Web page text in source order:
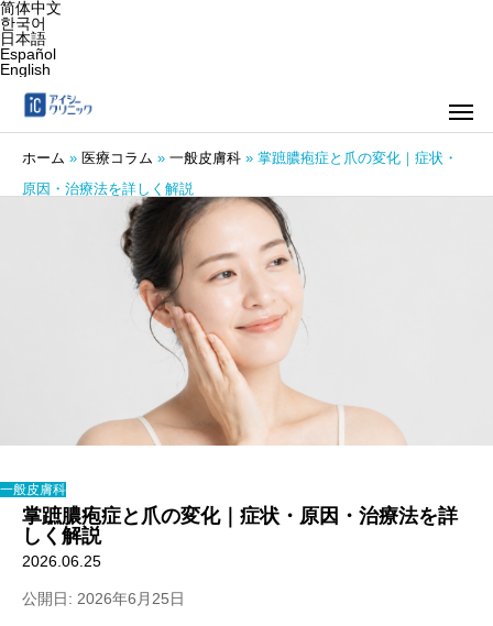
简体中文
한국어
日本語
Español
English
ホーム » 医療コラム » 一般皮膚科 » 掌蹠膿疱症と爪の変化｜症状・
原因・治療法を詳しく解説
一般皮膚科
掌蹠膿疱症と爪の変化｜症状・原因・治療法を詳
しく解説
2026.06.25
公開日: 2026年6月25日